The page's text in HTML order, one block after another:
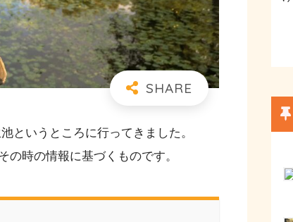
というところに行ってきました。
の時の情報に基づくものです。